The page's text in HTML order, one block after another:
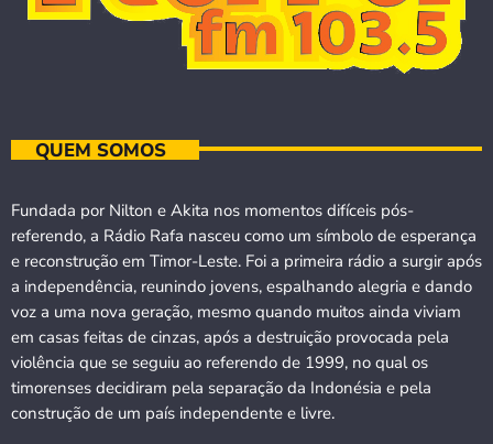
QUEM SOMOS
Fundada por Nilton e Akita nos momentos difíceis pós-
referendo, a Rádio Rafa nasceu como um símbolo de esperança
e reconstrução em Timor-Leste. Foi a primeira rádio a surgir após
a independência, reunindo jovens, espalhando alegria e dando
voz a uma nova geração, mesmo quando muitos ainda viviam
em casas feitas de cinzas, após a destruição provocada pela
violência que se seguiu ao referendo de 1999, no qual os
timorenses decidiram pela separação da Indonésia e pela
construção de um país independente e livre.